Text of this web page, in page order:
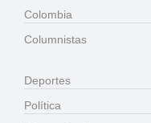
Colombia
Columnistas
Deportes
Política